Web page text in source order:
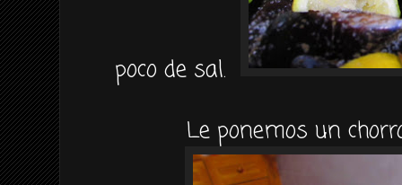
poco de sal.
Le ponemos un